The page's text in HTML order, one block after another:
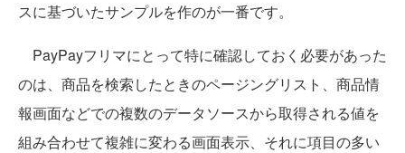
スに基づいたサンプルを作のが一番です。
PayPayフリマにとって特に確認しておく必要があった
のは、商品を検索したときのページングリスト、商品情
報画面などでの複数のデータソースから取得される値を
組み合わせて複雑に変わる画面表示、それに項目の多い